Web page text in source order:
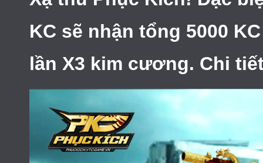
KC sẽ nhận tổng 5000
lần X3 kim cương. Chi